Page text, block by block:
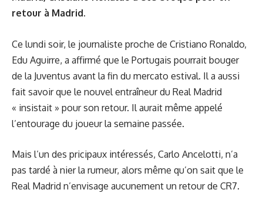
retour à Madrid.
Ce lundi soir, le journaliste proche de Cristiano Ronaldo,
Edu Aguirre, a affirmé que le Portugais pourrait bouger
de la Juventus avant la fin du mercato estival. Il a aussi
fait savoir que le nouvel entraîneur du Real Madrid
« insistait » pour son retour. Il aurait même appelé
l’entourage du joueur la semaine passée.
Mais l’un des pricipaux intéressés, Carlo Ancelotti, n’a
pas tardé à nier la rumeur, alors même qu’on sait que le
Real Madrid n’envisage aucunement un retour de CR7.